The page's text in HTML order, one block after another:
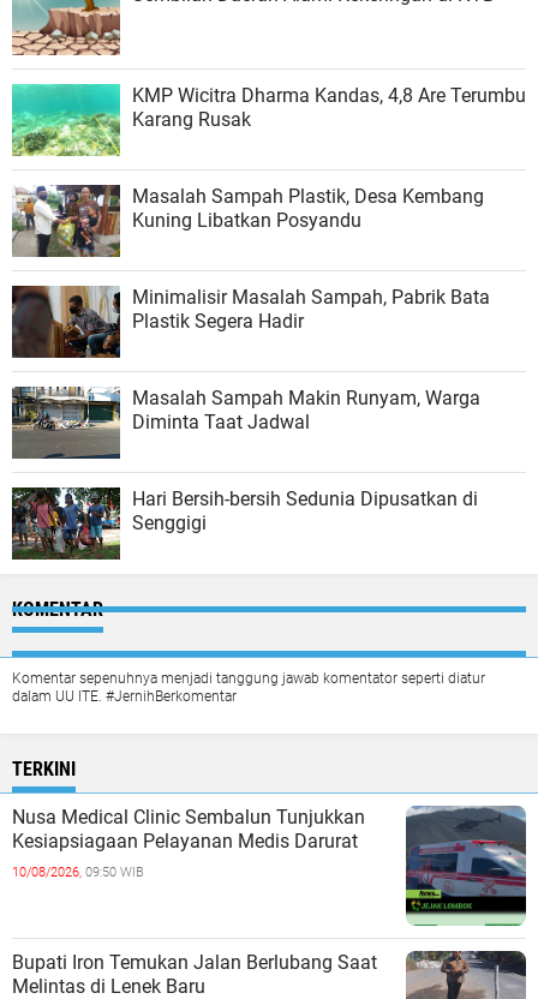
KMP Wicitra Dharma Kandas, 4,8 Are Terumbu
Karang Rusak
Masalah Sampah Plastik, Desa Kembang
Kuning Libatkan Posyandu
Minimalisir Masalah Sampah, Pabrik Bata
Plastik Segera Hadir
Masalah Sampah Makin Runyam, Warga
Diminta Taat Jadwal
Hari Bersih-bersih Sedunia Dipusatkan di
Senggigi
KOMENTAR
Komentar sepenuhnya menjadi tanggung jawab komentator seperti diatur
dalam UU ITE. #JernihBerkomentar
TERKINI
Nusa Medical Clinic Sembalun Tunjukkan
Kesiapsiagaan Pelayanan Medis Darurat
10/08/2026, 09:50 WIB
Bupati Iron Temukan Jalan Berlubang Saat
Melintas di Lenek Baru